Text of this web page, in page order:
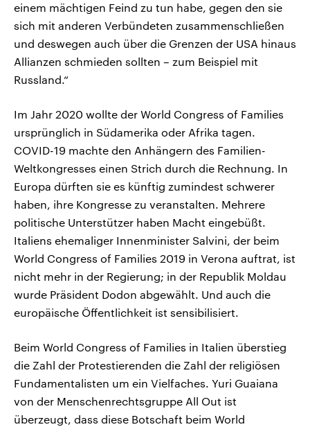
einem mächtigen Feind zu tun habe, gegen den sie
sich mit anderen Verbündeten zusammenschließen
und deswegen auch über die Grenzen der USA hinaus
Allianzen schmieden sollten – zum Beispiel mit
Russland.“
Im Jahr 2020 wollte der World Congress of Families
ursprünglich in Südamerika oder Afrika tagen.
COVID-19 machte den Anhängern des Familien-
Weltkongresses einen Strich durch die Rechnung. In
Europa dürften sie es künftig zumindest schwerer
haben, ihre Kongresse zu veranstalten. Mehrere
politische Unterstützer haben Macht eingebüßt.
Italiens ehemaliger Innenminister Salvini, der beim
World Congress of Families 2019 in Verona auftrat, ist
nicht mehr in der Regierung; in der Republik Moldau
wurde Präsident Dodon abgewählt. Und auch die
europäische Öffentlichkeit ist sensibilisiert.
Beim World Congress of Families in Italien überstieg
die Zahl der Protestierenden die Zahl der religiösen
Fundamentalisten um ein Vielfaches. Yuri Guaiana
von der Menschenrechtsgruppe All Out ist
überzeugt, dass diese Botschaft beim World